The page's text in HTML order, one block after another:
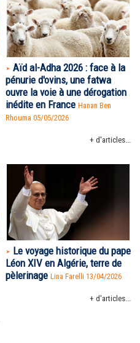
Aïd al-Adha 2026 : face à la
pénurie d'ovins, une fatwa
ouvre la voie à une dérogation
inédite en France Hanan Ben
Rhouma 05/05/2026
+ d'articles...
Le voyage historique du pape
Léon XIV en Algérie, terre de
pèlerinage Lina Farelli 13/04/2026
+ d'articles...